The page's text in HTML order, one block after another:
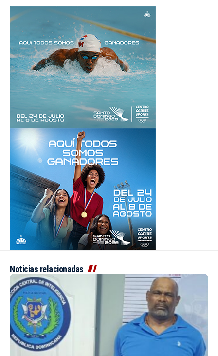
Noticias relacionadas